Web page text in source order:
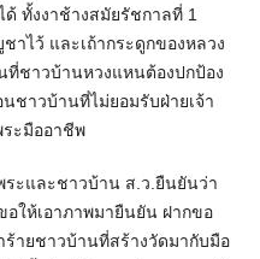
ทั้งงาช้างสมัยรัชกาลที่ 1
าไว้ และเถ้ากระดูกของหลวง
ที่ชาวบ้านหวงแหนต้องปกป้อง
นชาวบ้านที่ไม่ยอมรับฝ่ายเจ้า
ระมืออาชีพ
ะและชาวบ้าน ส.ว.ยืนยันว่า
ให้เอาภาพมายืนยัน ฝากขอ
ายชาวบ้านที่สร้างวัดมากับมือ